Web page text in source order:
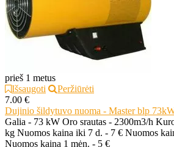
prieš 1 metus
Išsaugoti
Peržiūrėti
7.00 €
Dujinio šildytuvo nuoma - Master blp
Galia - 73 kW Oro srautas - 2300m3/h
kg Nuomos kaina iki 7 d. - 7 € Nuomos
Nuomos kaina 1 mėn. - 5 €